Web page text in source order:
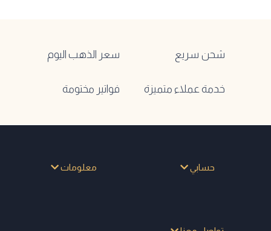
شحن سريع سعر الذهب اليوم
خدمة عملاء متميزة فواتير مختومة
حسابي معلومات